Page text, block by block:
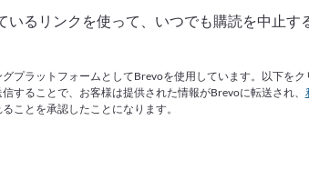
から掲載
プライヤー (1)
いるリンクを使って、いつでも購読を中止す
プラットフォームとしてBrevoを使用しています。以下をク
することで、お客様は提供された情報がBrevoに転送され、
ことを承認したことになります。